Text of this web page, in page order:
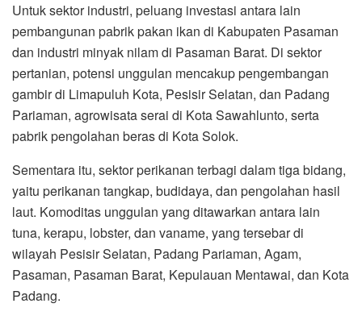
Untuk sektor industri, peluang investasi antara lain
pembangunan pabrik pakan ikan di Kabupaten Pasaman
dan industri minyak nilam di Pasaman Barat. Di sektor
pertanian, potensi unggulan mencakup pengembangan
gambir di Limapuluh Kota, Pesisir Selatan, dan Padang
Pariaman, agrowisata serai di Kota Sawahlunto, serta
pabrik pengolahan beras di Kota Solok.
Sementara itu, sektor perikanan terbagi dalam tiga bidang,
yaitu perikanan tangkap, budidaya, dan pengolahan hasil
laut. Komoditas unggulan yang ditawarkan antara lain
tuna, kerapu, lobster, dan vaname, yang tersebar di
wilayah Pesisir Selatan, Padang Pariaman, Agam,
Pasaman, Pasaman Barat, Kepulauan Mentawai, dan Kota
Padang.